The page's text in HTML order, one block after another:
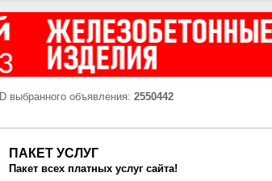
ID выбранного объявления: 2550442
ПАКЕТ УСЛУГ
Пакет всех платных услуг сайта!